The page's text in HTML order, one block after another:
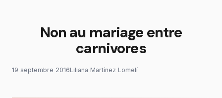
Non au mariage entre
carnivores
19 septembre 2016Liliana Martínez Lomelí